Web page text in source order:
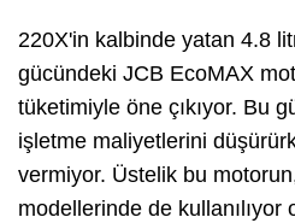
220X'in kalbinde yatan 4.8
gücündeki JCB EcoMAX
tüketimiyle öne çıkıyor. Bu
işletme maliyetlerini
vermiyor. Üstelik bu
modellerinde de kullanılıyor